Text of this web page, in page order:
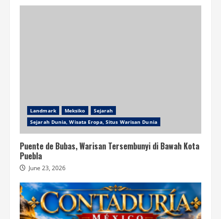
Landmark Meksiko
Sejarah
Sejarah Dunia, Wisata Eropa, Situs Warisan Dunia
Puente de Bubas, Warisan Tersembunyi di Bawah Kota
Puebla
June 23, 2026